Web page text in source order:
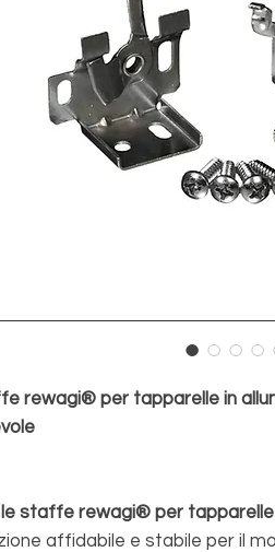
rewagi® per tapparelle in
le staffe rewagi® per tapparelle
affidabile e stabile per il